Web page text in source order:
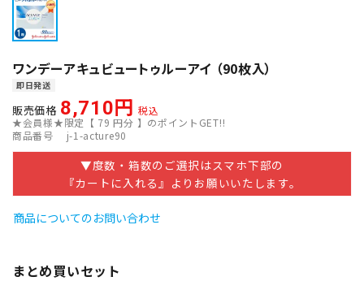
ワンデーアキュビュートゥルーアイ （90枚入）
即日発送
販売価格 8,710
税込
★会員様★限定【 79 円分 】のポイントGET!!
商品番号
j-1-acture90
▼度数・箱数のご選択はスマホ下部の
『カートに入れる』よりお願いいたします。
商品についてのお問い合わせ
まとめ買いセット